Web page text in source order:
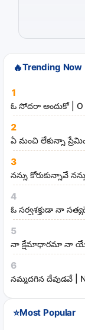
s
n
d
m
i
n
i
s
t
e
s
🔥Trending Now
1
ఓ సోదరా అందుకో | O
2
ఏ మంచి లేకున్నా
3
నన్ను కోరుకున్నావే
4
ఓ సర్వశక్తుడా నా
5
నా క్షేమాధారమా నా
6
నమ్మదగిన దేవుడవే |
⭐Most Popular